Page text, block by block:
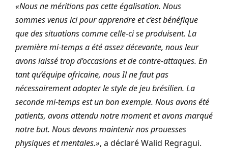
«Nous ne méritions pas cette égalisation. Nous
sommes venus ici pour apprendre et c’est bénéfique
que des situations comme celle-ci se produisent. La
première mi-temps a été assez décevante, nous leur
avons laissé trop d’occasions et de contre-attaques. En
tant qu’équipe africaine, nous Il ne faut pas
nécessairement adopter le style de jeu brésilien. La
seconde mi-temps est un bon exemple. Nous avons été
patients, avons attendu notre moment et avons marqué
notre but. Nous devons maintenir nos prouesses
physiques et mentales.», a déclaré Walid Regragui.